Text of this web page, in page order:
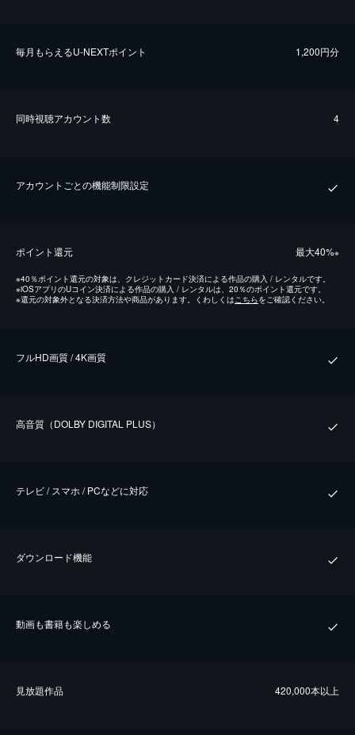
毎⽉もらえるU-NEXTポイント 1,200円分
同時視聴アカウント数 4
アカウントごとの機能制限設定
ポイント還元 最⼤40%※
※40％ポイント還元の対象は、クレジットカード決済による作品の購入 / レンタルです。
※iOSアプリのUコイン決済による作品の購入 / レンタルは、20％のポイント還元です。
※還元の対象外となる決済方法や商品があります。くわしくはこちらをご確認ください。
フルHD画質 / 4K画質
⾼⾳質（DOLBY DIGITAL PLUS）
テレビ / スマホ / PCなどに対応
ダウンロード機能
動画も書籍も楽しめる
⾒放題作品 420,000本以上